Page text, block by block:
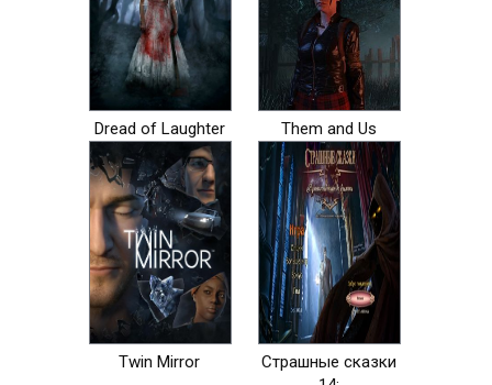
Dread of Laughter Them and Us
Twin Mirror
Страшные сказки